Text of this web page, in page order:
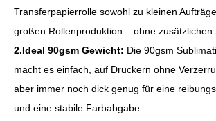
Transferpapierrolle sowohl zu kleinen
großen Rollenproduktion – ohne zusätzlichen
2.Ideal 90gsm Gewicht: Die 90gsm
macht es einfach, auf Druckern ohne
aber immer noch dick genug für eine
und eine stabile Farbabgabe.